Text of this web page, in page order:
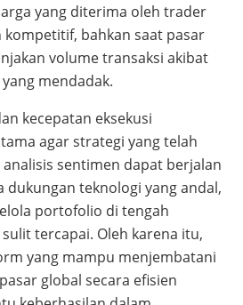
yang diterima oleh trader
bahkan saat pasar
volume transaksi akibat
mendadak.
kecepatan eksekusi
agar strategi yang telah
sentimen dapat berjalan
dukungan teknologi yang andal,
portofolio di tengah
tercapai. Oleh karena itu,
yang mampu menjembatani
global secara efisien